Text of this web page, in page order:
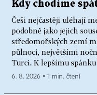
Kdy chodíme
Češi nejčastěji uléhají
podobně jako jejich
středomořských zemí
půlnoci, největšími
Turci. K lepšímu
6. 8. 2026 ▪ 1 min. čtení